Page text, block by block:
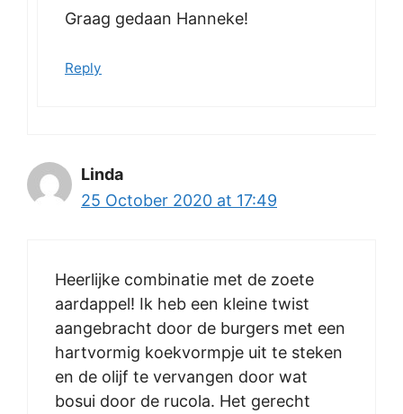
Graag gedaan Hanneke!
Reply
Linda
25 October 2020 at 17:49
Heerlijke combinatie met de zoete
aardappel! Ik heb een kleine twist
aangebracht door de burgers met een
hartvormig koekvormpje uit te steken
en de olijf te vervangen door wat
bosui door de rucola. Het gerecht